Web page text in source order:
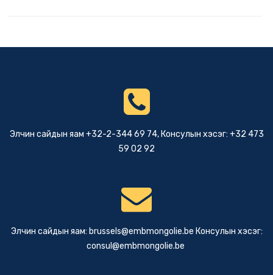
Элчин сайдын яам +32-2-344 69 74, Консулын хэсэг: +32 473
59 02 92
Элчин сайдын яам: brussels@embmongolie.be Консулын хэсэг:
consul@embmongolie.be